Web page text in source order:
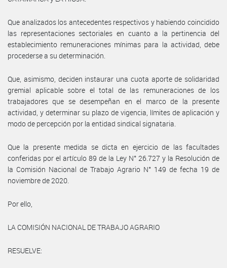
Que analizados los antecedentes respectivos y habiendo coincidido
las representaciones sectoriales en cuanto a la pertinencia del
establecimiento remuneraciones mínimas para la actividad, debe
procederse a su determinación.
Que, asimismo, deciden instaurar una cuota aporte de solidaridad
gremial aplicable sobre el total de las remuneraciones de los
trabajadores que se desempeñan en el marco de la presente
actividad, y determinar su plazo de vigencia, límites de aplicación y
modo de percepción por la entidad sindical signataria.
Que la presente medida se dicta en ejercicio de las facultades
conferidas por el artículo 89 de la Ley N° 26.727 y la Resolución de
la Comisión Nacional de Trabajo Agrario N° 149 de fecha 19 de
noviembre de 2020.
Por ello,
LA COMISIÓN NACIONAL DE TRABAJO AGRARIO
RESUELVE: